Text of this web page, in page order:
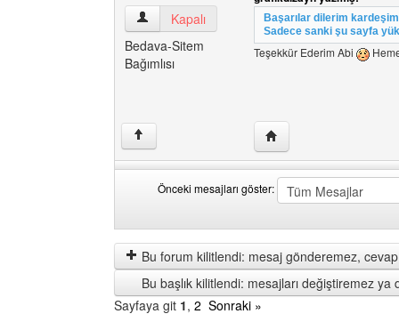
Browz Kullanıcının profilini görüntüle
Kapalı
Bedava-Sitem
Bağımlısı
Başarılar dilerim
Sadece sanki şu sayfa
Teşekkür Ederim Abi
↑ Yazarın web sitesini
Önceki mesajları göster:
mesajları
göster
by
Bu forum kilitlendi: mesaj gönderemez,
Bu başlık kilitlendi: mesajları değiştiremez ya
Sayfaya git 1, 2 Sonraki »